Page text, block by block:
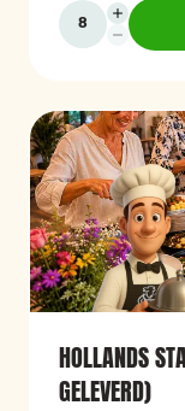
HOLLANDS
GELEVERD)